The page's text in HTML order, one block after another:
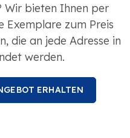
Wir bieten Ihnen per
Exemplare zum Preis
die an jede Adresse in
werden.
ERHALTEN